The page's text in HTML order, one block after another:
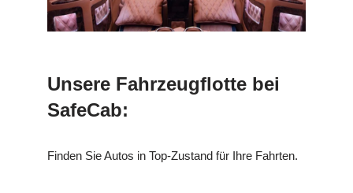
Unsere Fahrzeugflotte bei
SafeCab:
Finden Sie Autos in Top-Zustand für Ihre Fahrten.